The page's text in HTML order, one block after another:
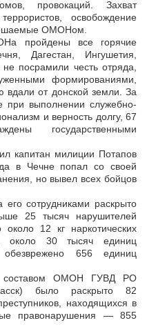
провокаций. Захват
освобождение
ОМОНом.
пройдены все горячие
Дагестан, Ингушетия,
посрамили честь отряда,
формированиями,
вдали от донской земли. За
при выполнении служебно-
и верность долгу, 67
государственными
капитан милиции Потапов
в Чечне попал со своей
но вывел всех бойцов
сотрудниками раскрыто
25 тысяч нарушителей
около 12 кг наркотических
около 30 тысяч единиц
656 единиц
составом ОМОН ГУВД РО
было раскрыто 82
находящихся в
правонарушения — 855